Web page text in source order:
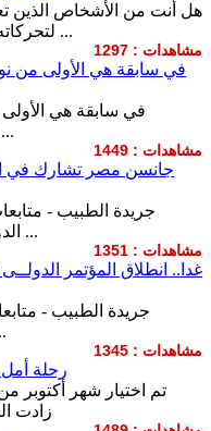
هل أنت من الأشخاص الذين
لتحركاته ؟!،هل ممكن نتعرض للص صامت في ...
مشاهدات : 1297
في سابقة هي الأولى من
في سابقة هي
العالمية تحت إشراف الرئيس الإيطالي ...
مشاهدات : 1449
جانسن مصر تشارك في
جريدة الطبيب -
الدوائي لشركة جونسون آند جونسون، في ...
مشاهدات : 1351
جريدة الطبيب -
الدولــى
مشاهدات : 1345
رحلة
‫تم اختيار شهر
زادت